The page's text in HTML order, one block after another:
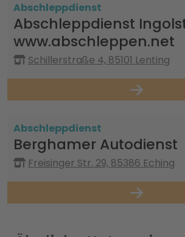
Abschleppdienst
Abschleppdienst
www.abschleppen.net
Schillerstraße 4, 85101 Lenting
Abschleppdienst
Berghamer Autodienst
Freisinger Str. 29, 85386 Eching